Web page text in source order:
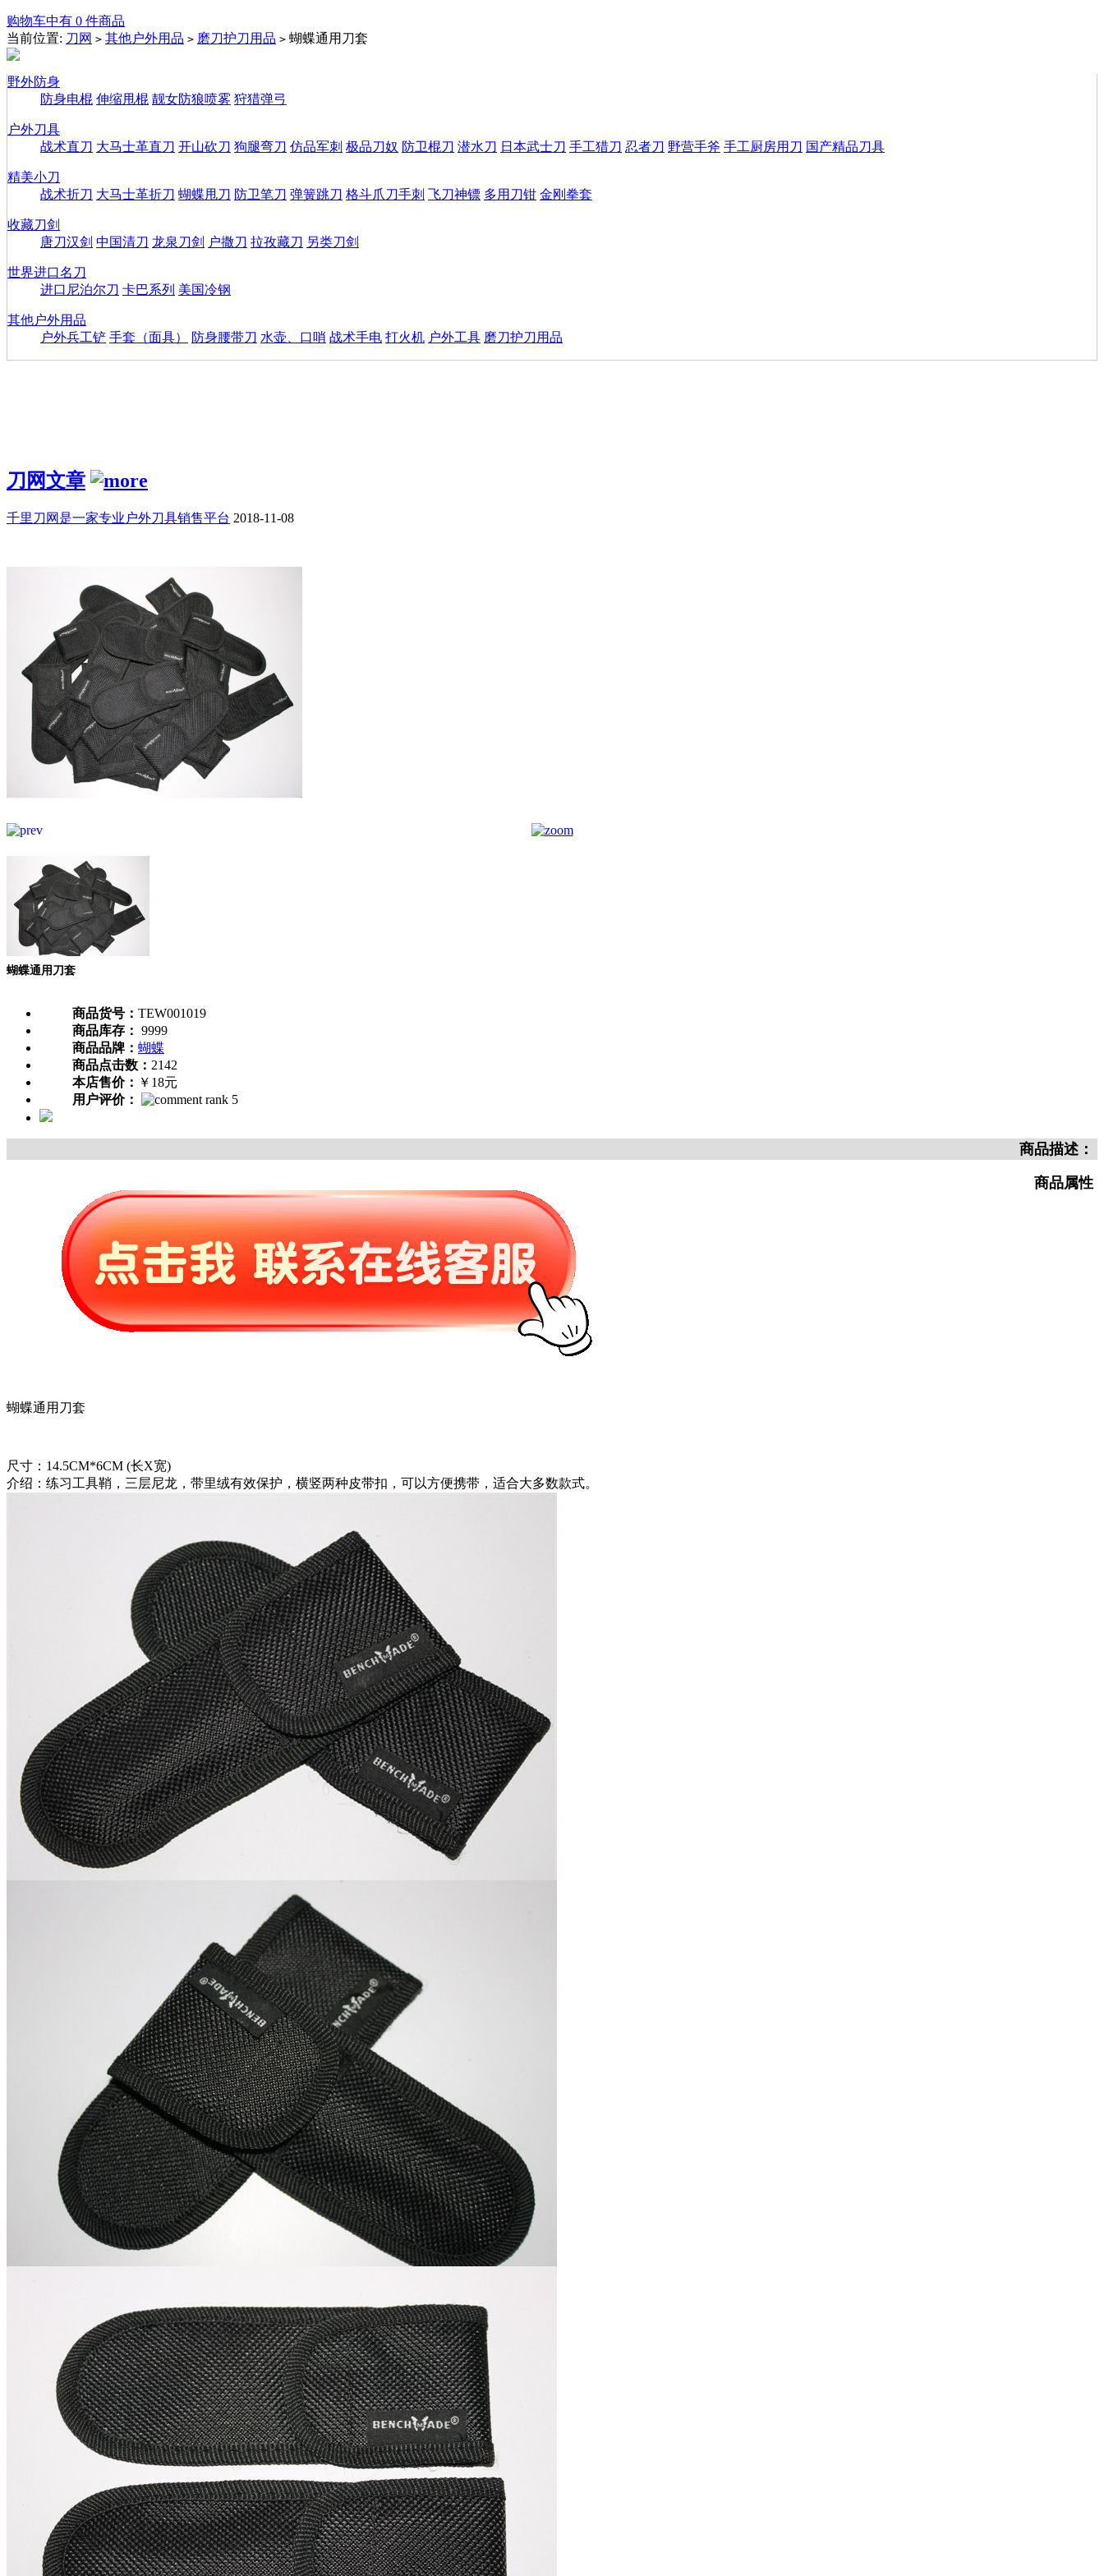
购物车中有 0 件商品
当前位置: 刀网 > 其他户外用品 > 磨刀护刀用品 > 蝴蝶通用刀套
野外防身
防身电棍 伸缩甩棍 靓女防狼喷雾 狩猎弹弓
户外刀具
战术直刀 大马士革直刀 开山砍刀 狗腿弯刀 仿品军刺 极品刀奴 防卫棍刀 潜水刀 日本武士刀 手工猎刀 忍者刀 野营手斧 手工厨房用刀 国产精品刀具
精美小刀
战术折刀 大马士革折刀 蝴蝶甩刀 防卫笔刀 弹簧跳刀 格斗爪刀手刺 飞刀神镖 多用刀钳 金刚拳套
收藏刀剑
唐刀汉剑 中国清刀 龙泉刀剑 户撒刀 拉孜藏刀 另类刀剑
世界进口名刀
进口尼泊尔刀 卡巴系列 美国冷钢
其他户外用品
户外兵工铲 手套（面具） 防身腰带刀 水壶、口哨 战术手电 打火机 户外工具 磨刀护刀用品
刀网文章
千里刀网是一家专业户外刀具销售平台 2018-11-08
蝴蝶通用刀套
商品货号： TEW001019
商品库存： 9999
商品品牌： 蝴蝶
商品点击数： 2142
本店售价： ￥18元
用户评价：
商品描述：
商品属性
蝴蝶通用刀套
尺寸：14.5CM*6CM (长X宽)
介绍：练习工具鞘，三层尼龙，带里绒有效保护，横竖两种皮带扣，可以方便携带，适合大多数款式。